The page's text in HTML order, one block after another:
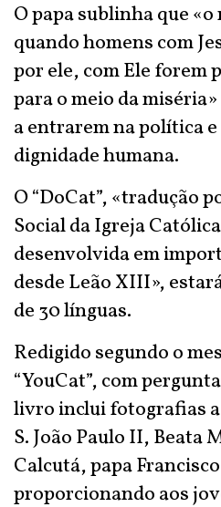
O papa sublinha que
quando homens com
por ele, com Ele forem
para o meio da
a entrarem na política
dignidade humana.
O “DoCat”, «tradução
Social da Igreja
desenvolvida em
desde Leão XIII»,
de 30 línguas.
Redigido segundo o
“YouCat”, com
livro inclui fotografias a
S. João Paulo II, Beata
Calcutá, papa
proporcionando aos